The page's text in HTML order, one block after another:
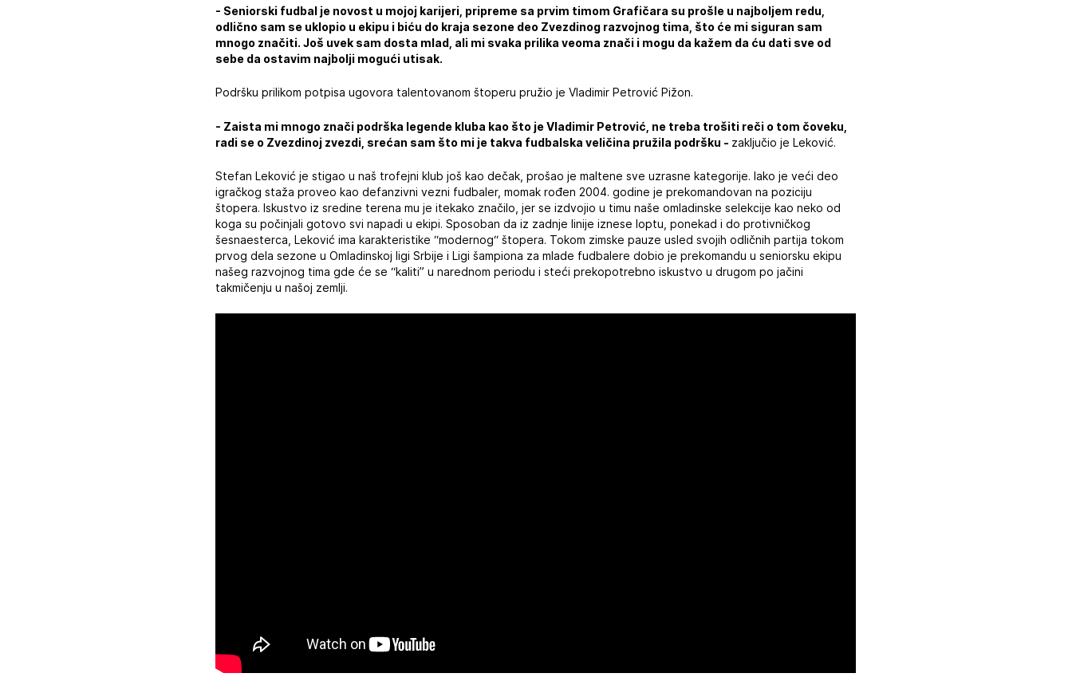
- Seniorski fudbal je novost u mojoj karijeri, pripreme sa prvim timom Grafičara su prošle u najboljem redu,
odlično sam se uklopio u ekipu i biću do kraja sezone deo Zvezdinog razvojnog tima, što će mi siguran sam
mnogo značiti. Još uvek sam dosta mlad, ali mi svaka prilika veoma znači i mogu da kažem da ću dati sve od
sebe da ostavim najbolji mogući utisak.
Podršku prilikom potpisa ugovora talentovanom štoperu pružio je Vladimir Petrović Pižon.
- Zaista mi mnogo znači podrška legende kluba kao što je Vladimir Petrović, ne treba trošiti reči o tom čoveku,
radi se o Zvezdinoj zvezdi, srećan sam što mi je takva fudbalska veličina pružila podršku - zaključio je Leković.
Stefan Leković je stigao u naš trofejni klub još kao dečak, prošao je maltene sve uzrasne kategorije. Iako je veći deo
igračkog staža proveo kao defanzivni vezni fudbaler, momak rođen 2004. godine je prekomandovan na poziciju
štopera. Iskustvo iz sredine terena mu je itekako značilo, jer se izdvojio u timu naše omladinske selekcije kao neko od
koga su počinjali gotovo svi napadi u ekipi. Sposoban da iz zadnje linije iznese loptu, ponekad i do protivničkog
šesnaesterca, Leković ima karakteristike “modernog“ štopera. Tokom zimske pauze usled svojih odličnih partija tokom
prvog dela sezone u Omladinskoj ligi Srbije i Ligi šampiona za mlade fudbalere dobio je prekomandu u seniorsku ekipu
našeg razvojnog tima gde će se “kaliti” u narednom periodu i steći prekopotrebno iskustvo u drugom po jačini
takmičenju u našoj zemlji.